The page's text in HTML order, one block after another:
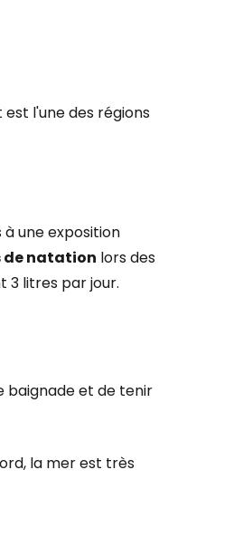
l'une des régions
une exposition
de natation lors des
3 litres par jour.
baignade et de tenir
la mer est très